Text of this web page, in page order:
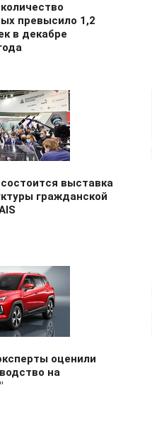
превысило 1,2
в декабре
выставка
гражданской
оценили
на